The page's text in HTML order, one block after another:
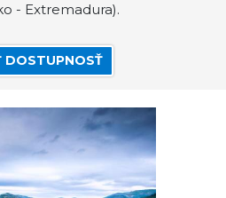
- Extremadura).
DOSTUPNOSŤ